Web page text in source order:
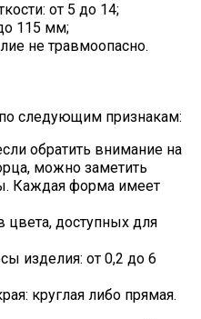
от 5 до 14;
115 мм;
не травмоопасно.
следующим признакам:
обратить внимание на
можно заметить
Каждая форма имеет
цвета, доступных для
изделия: от 0,2 до 6
круглая либо прямая.